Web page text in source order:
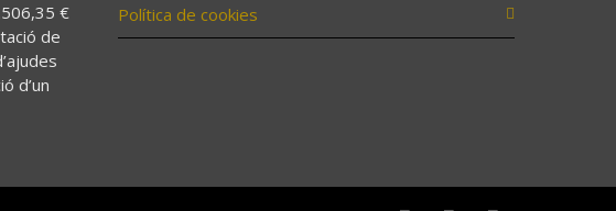
€
de
d’un
Política de cookies